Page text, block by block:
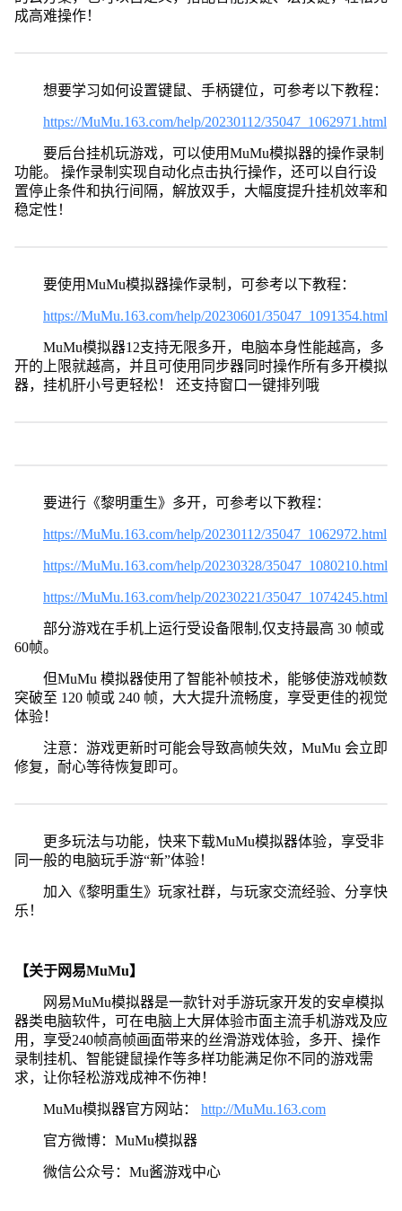
成高难操作！
想要学习如何设置键鼠、手柄键位，可参考以下教程：
https://MuMu.163.com/help/20230112/35047_1062971.html
要后台挂机玩游戏，可以使用MuMu模拟器的操作录制
功能。 操作录制实现自动化点击执行操作，还可以自行设
置停止条件和执行间隔，解放双手，大幅度提升挂机效率和
稳定性！
要使用MuMu模拟器操作录制，可参考以下教程：
https://MuMu.163.com/help/20230601/35047_1091354.html
MuMu模拟器12支持无限多开，电脑本身性能越高，多
开的上限就越高，并且可使用同步器同时操作所有多开模拟
器，挂机肝小号更轻松！ 还支持窗口一键排列哦
要进行《黎明重生》多开，可参考以下教程：
https://MuMu.163.com/help/20230112/35047_1062972.html
https://MuMu.163.com/help/20230328/35047_1080210.html
https://MuMu.163.com/help/20230221/35047_1074245.html
部分游戏在手机上运行受设备限制,仅支持最高 30 帧或
60帧。
但MuMu 模拟器使用了智能补帧技术，能够使游戏帧数
突破至 120 帧或 240 帧，大大提升流畅度，享受更佳的视觉
体验！
注意：游戏更新时可能会导致高帧失效，MuMu 会立即
修复，耐心等待恢复即可。
更多玩法与功能，快来下载MuMu模拟器体验，享受非
同一般的电脑玩手游“新”体验！
加入《黎明重生》玩家社群，与玩家交流经验、分享快
乐！
【关于网易MuMu】
网易MuMu模拟器是一款针对手游玩家开发的安卓模拟
器类电脑软件，可在电脑上大屏体验市面主流手机游戏及应
用，享受240帧高帧画面带来的丝滑游戏体验，多开、操作
录制挂机、智能键鼠操作等多样功能满足你不同的游戏需
求，让你轻松游戏成神不伤神！
MuMu模拟器官方网站： http://MuMu.163.com
官方微博：MuMu模拟器
微信公众号：Mu酱游戏中心